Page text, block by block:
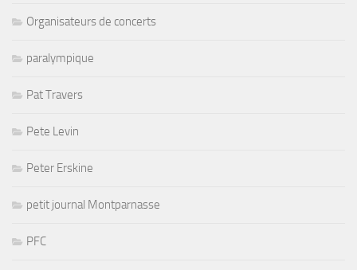
Organisateurs de concerts
paralympique
Pat Travers
Pete Levin
Peter Erskine
petit journal Montparnasse
PFC